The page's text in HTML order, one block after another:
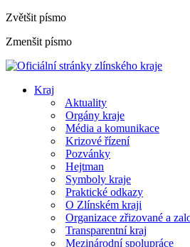
Zvětšit písmo
Zmenšit písmo
Kraj
Aktuality
Orgány kraje
Média a komunikace
Krizové řízení
Pozvánky
Hejtman
Symboly kraje
Praktické odkazy
O Zlínském kraji
Organizace zřizované a
Transparentní kraj
Mezinárodní spolupráce